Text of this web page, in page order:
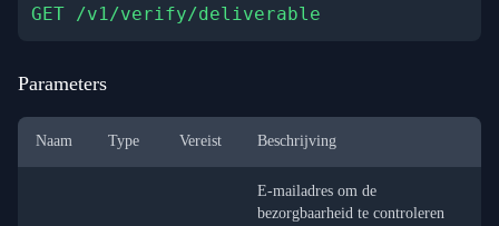
GET /v1/verify/deliverable
Parameters
Naam Type Vereist Beschrijving
E-mailadres om de
bezorgbaarheid te controleren